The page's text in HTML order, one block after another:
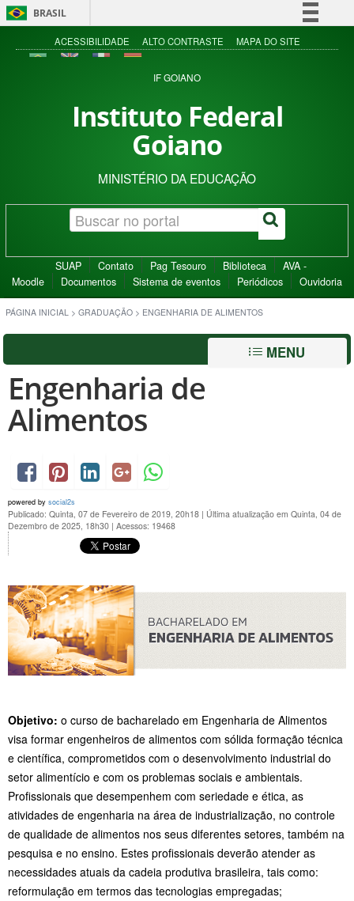
BRASIL
Simplifique!
Acesso à informação
ACESSIBILIDADE ALTO CONTRASTE MAPA DO SITE
IF GOIANO
Instituto Federal
Goiano
MINISTÉRIO DA EDUCAÇÃO
SUAP Contato Pag Tesouro Biblioteca
AVA -
Moodle
Documentos Sistema de eventos Periódicos Ouvidoria
PÁGINA INICIAL > GRADUAÇÃO > ENGENHARIA DE ALIMENTOS
MENU
Engenharia de
Alimentos
powered by social2s
Publicado: Quinta, 07 de Fevereiro de 2019, 20h18 | Última atualização em Quinta, 04 de
Dezembro de 2025, 18h30 | Acessos: 19468
Objetivo: o curso de bacharelado em Engenharia de Alimentos
visa formar engenheiros de alimentos com sólida formação técnica
e científica, comprometidos com o desenvolvimento industrial do
setor alimentício e com os problemas sociais e ambientais.
Profissionais que desempenhem com seriedade e ética, as
atividades de engenharia na área de industrialização, no controle
de qualidade de alimentos nos seus diferentes setores, também na
pesquisa e no ensino. Estes profissionais deverão atender as
necessidades atuais da cadeia produtiva brasileira, tais como:
reformulação em termos das tecnologias empregadas;